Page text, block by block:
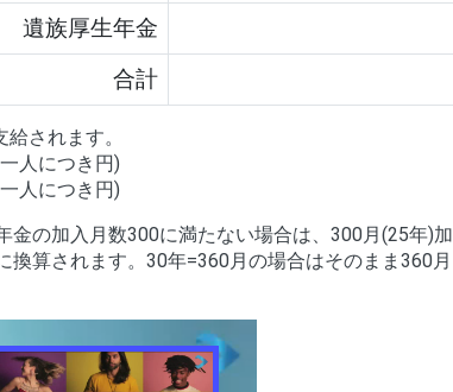
遺族厚生年金
合計
されます。
人につき 円)
人につき 円)
の加入月数300に満たない場合は、300月(25年)加
算されます。30年=360月の場合はそのまま360月